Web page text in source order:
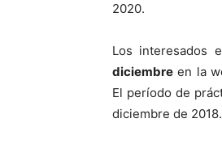
2020.
Los interesados
diciembre en la
El período de
diciembre de 2018.